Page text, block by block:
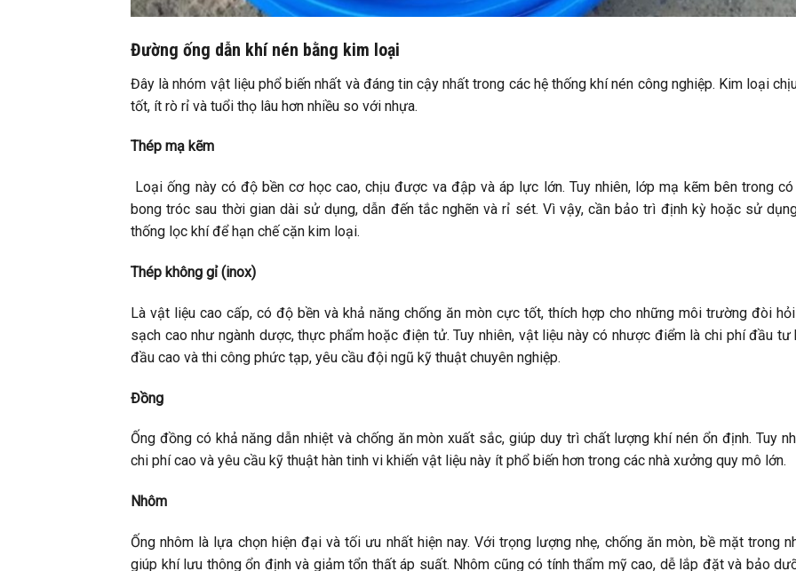
Đường ống dẫn khí nén bằng kim loại
Đây là nhóm vật liệu phổ biến nhất và đáng tin cậy nhất trong các hệ thống khí nén công nghiệp. Kim loại
tốt, ít rò rỉ và tuổi thọ lâu hơn nhiều so với nhựa.
Thép mạ kẽm
Loại ống này có độ bền cơ học cao, chịu được va đập và áp lực lớn. Tuy nhiên, lớp mạ kẽm bên trong
bong tróc sau thời gian dài sử dụng, dẫn đến tắc nghẽn và rỉ sét. Vì vậy, cần bảo trì định kỳ hoặc sử
thống lọc khí để hạn chế cặn kim loại.
Thép không gỉ (inox)
Là vật liệu cao cấp, có độ bền và khả năng chống ăn mòn cực tốt, thích hợp cho những môi trường đòi
sạch cao như ngành dược, thực phẩm hoặc điện tử. Tuy nhiên, vật liệu này có nhược điểm là chi phí đầu tư
đầu cao và thi công phức tạp, yêu cầu đội ngũ kỹ thuật chuyên nghiệp.
Đồng
Ống đồng có khả năng dẫn nhiệt và chống ăn mòn xuất sắc, giúp duy trì chất lượng khí nén ổn định. Tuy
chi phí cao và yêu cầu kỹ thuật hàn tinh vi khiến vật liệu này ít phổ biến hơn trong các nhà xưởng quy mô lớn.
Nhôm
Ống nhôm là lựa chọn hiện đại và tối ưu nhất hiện nay. Với trọng lượng nhẹ, chống ăn mòn, bề mặt trong
giúp khí lưu thông ổn định và giảm tổn thất áp suất. Nhôm cũng có tính thẩm mỹ cao, dễ lắp đặt và bảo